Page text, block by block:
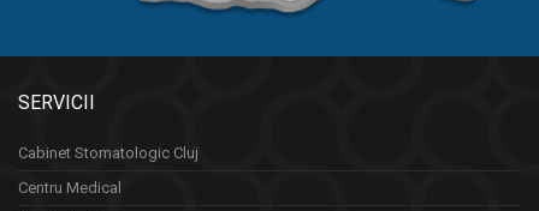
SERVICII
Cabinet Stomatologic Cluj
Centru Medical